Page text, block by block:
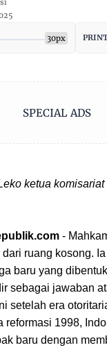
30px
SPECIAL ADS
ketua komisariat
-
ruang kosong.
baru yang
sebagai jawaban
setelah era
reformasi 1998,
baru dengan